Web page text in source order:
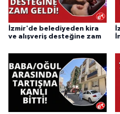
İzmir'de belediyeden kira
ve alışveriş desteğine zam